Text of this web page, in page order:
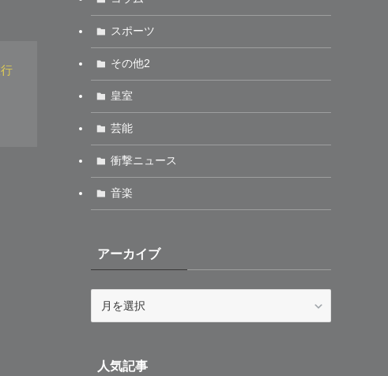
スポーツ
その他2
皇室
芸能
衝撃ニュース
音楽
アーカイブ
ブ人気記事